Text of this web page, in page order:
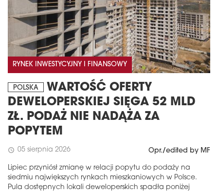
RYNEK INWESTYCYJNY I FINANSOWY
POLSKA
WARTOŚĆ OFERTY
DEWELOPERSKIEJ SIĘGA 52 MLD
ZŁ. PODAŻ NIE NADĄŻA ZA
POPYTEM
schedule 05 sierpnia 2026 Opr./edited by MF
Lipiec przyniósł zmianę w relacji popytu do podaży na
siedmiu największych rynkach mieszkaniowych w Polsce.
Pula dostępnych lokali deweloperskich spadła poniżej
MAGAZYN
CZERWIEC 2026
Więcej w tym wydaniu
arrow_forward
Zamów teraz!